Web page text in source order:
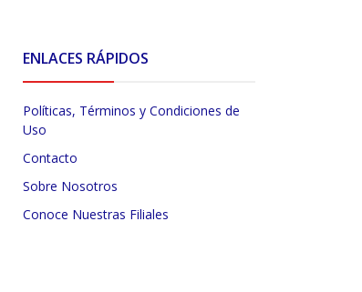
ENLACES RÁPIDOS
Políticas, Términos y Condiciones de
Uso
Contacto
Sobre Nosotros
Conoce Nuestras Filiales